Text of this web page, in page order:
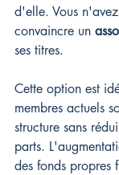
d'elle. Vous
convaincre un
ses titres.
Cette option est
membres actuels
structure sans
parts.
des fonds propres